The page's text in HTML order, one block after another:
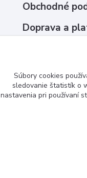
Obchodné
Doprava a
Ako
Kontakt
Súbory cookies
sledovanie štatistík o
nastavenia pri používaní